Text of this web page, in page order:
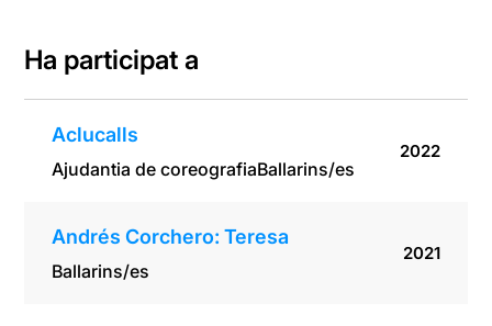
Ha participat a
Aclucalls
Ajudantia de coreografiaBallarins/es
2022
Andrés Corchero: Teresa
Ballarins/es
2021